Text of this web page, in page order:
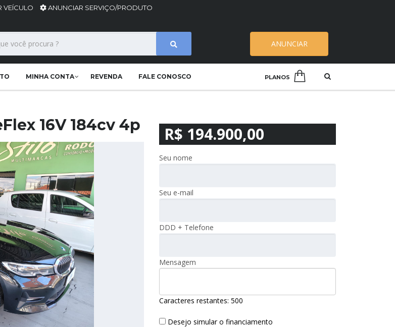
VEÍCULO ANUNCIAR SERVIÇO/PRODUTO
ANUNCIAR
PLANOS
MINHA CONTA REVENDA FALE CONOSCO
16V 184cv 4p R$ 194.900,00
Seu nome
Seu e-mail
DDD + Telefone
Mensagem
Caracteres restantes: 500
Desejo simular o financiamento